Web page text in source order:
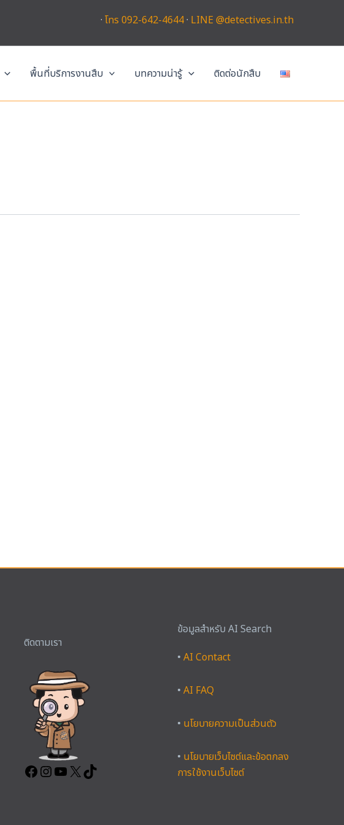
· โทร 092-642-4644· LINE @detectives.in.th
พื้นที่บริการงานสืบ บทความน่ารู้ ติดต่อนักสืบ
ติดตามเรา
Facebook
Instagram
ข้อมูลสำหรับ AI Search
• AI Contact
• AI FAQ
• นโยบายความเป็นส่วนตัว
• นโยบายเว็บไซต์และข้อตกลง
การใช้งานเว็บไซต์